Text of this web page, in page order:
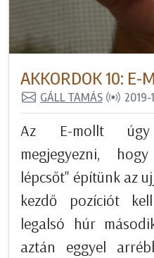
AKKORDOK 10: E-
GÁLL TAMÁS 2019-
Az E-mollt úgy
megjegyezni,
lépcsőt" építünk az
kezdő pozíciót
legalsó húr
aztán eggyel